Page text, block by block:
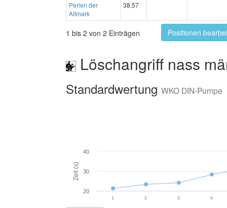
Perlen der
Altmark
38,57
1 bis 2 von 2 Einträgen Positionen
Löschangriff nass
Standardwertung WKO DIN-Pumpe
Zeit (s)
1. 2. 3. 4.
20
30
40